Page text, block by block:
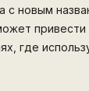
с новым
где